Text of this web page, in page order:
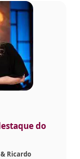
do
Ricardo